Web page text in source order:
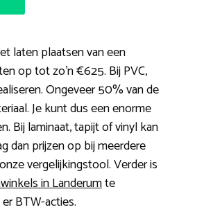
laten plaatsen van een
op tot zo’n €625. Bij PVC,
Ongeveer 50% van de
Je kunt dus een enorme
Bij laminaat, tapijt of vinyl kan
dan prijzen op bij meerdere
vergelijkingstool. Verder is
in Landerumte
BTW-acties.